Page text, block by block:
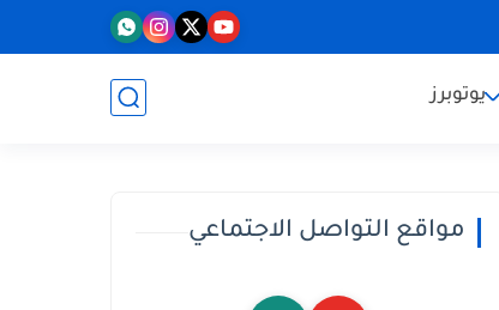
يوتوبرز
مواقع التواصل الاجتماعي